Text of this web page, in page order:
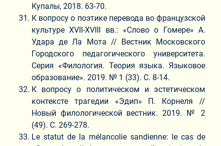
Купалы, 2018. 63-70.
К вопросу о поэтике перевода во французской
культуре XVII-XVIII вв.: «Слово о Гомере» А.
Удара де Ла Мота // Вестник Московского
Городского педагогического университета.
Серия «Филология. Теория языка. Языковое
образование». 2019. № 1 (33). С. 8­-14.
К вопросу о политическом и эстетическом
контексте трагедии «Эдип» П. Корнеля //
Новый филологической вестник. 2019. № 2
(49). С. 269-278.
Le statut de la mélancolie sandienne: le cas de